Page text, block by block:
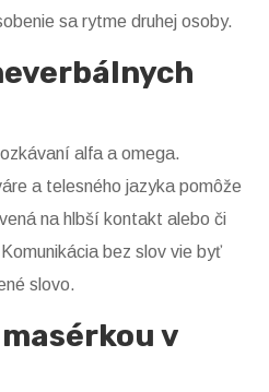
sa rytme druhej osoby.
alfa a omega.
a telesného jazyka pomôže
na hlbší kontakt alebo či
bez slov vie byť
slovo.
v